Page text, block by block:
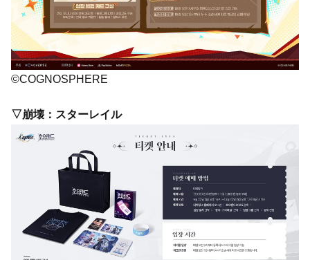
©COGNOSPHERE
▽崩壊：スターレイル